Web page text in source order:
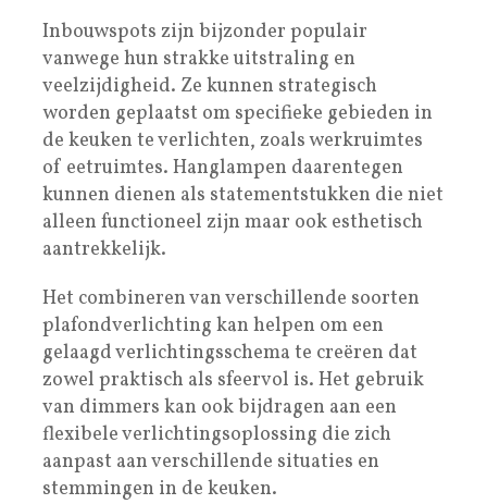
Inbouwspots zijn bijzonder populair
vanwege hun strakke uitstraling en
veelzijdigheid. Ze kunnen strategisch
worden geplaatst om specifieke gebieden in
de keuken te verlichten, zoals werkruimtes
of eetruimtes. Hanglampen daarentegen
kunnen dienen als statementstukken die niet
alleen functioneel zijn maar ook esthetisch
aantrekkelijk.
Het combineren van verschillende soorten
plafondverlichting kan helpen om een
gelaagd verlichtingsschema te creëren dat
zowel praktisch als sfeervol is. Het gebruik
van dimmers kan ook bijdragen aan een
flexibele verlichtingsoplossing die zich
aanpast aan verschillende situaties en
stemmingen in de keuken.